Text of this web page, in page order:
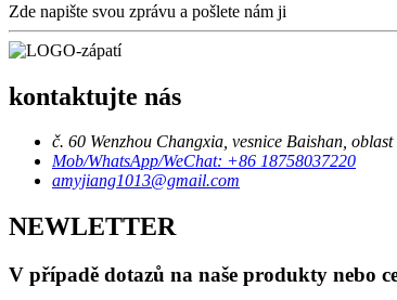
Zde napište svou zprávu a pošlete nám ji
kontaktujte nás
č. 60 Wenzhou Changxia, vesnice Baishan,
Mob/WhatsApp/WeChat: +86 18758037220
amyjiang1013@gmail.com
NEWLETTER
V případě dotazů na naše produkty nebo